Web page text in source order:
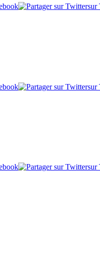
sur
sur
sur